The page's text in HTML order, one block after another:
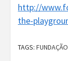
http://
the-
TAGS: